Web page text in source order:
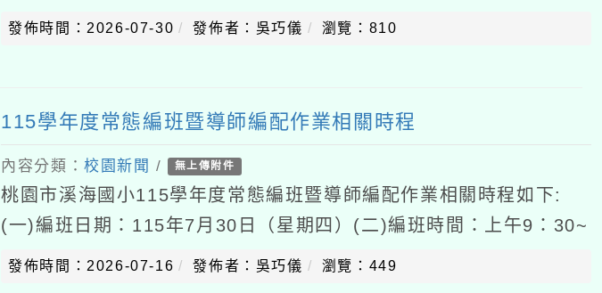
發佈時間：2026-07-30 發佈者：吳巧儀 瀏覽：810
115學年度常態編班暨導師編配作業相關時程
內容分類：校園新聞 / 無上傳附件
桃園市溪海國小115學年度常態編班暨導師編配作業相關時程如下:
(一)編班日期：115年7月30日（星期四）(二)編班時間：上午9：30~
11：00(三)編班地點：本校多功能教室(四)編班年級：一年級新
發佈時間：2026-07-16 發佈者：吳巧儀 瀏覽：449